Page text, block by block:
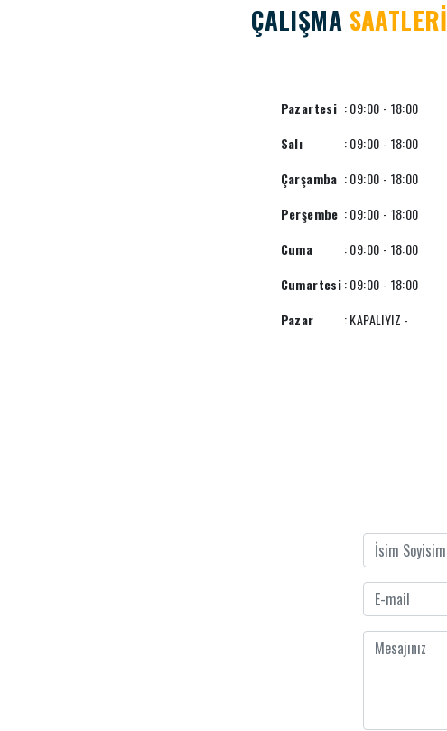
ÇALIŞMA SAATLERİ
Pazartesi : 09:00 - 18:00
Salı
: 09:00 - 18:00
Çarşamba : 09:00 - 18:00
Perşembe : 09:00 - 18:00
Cuma
: 09:00 - 18:00
Cumartesi: 09:00 - 18:00
Pazar
: KAPALIYIZ -